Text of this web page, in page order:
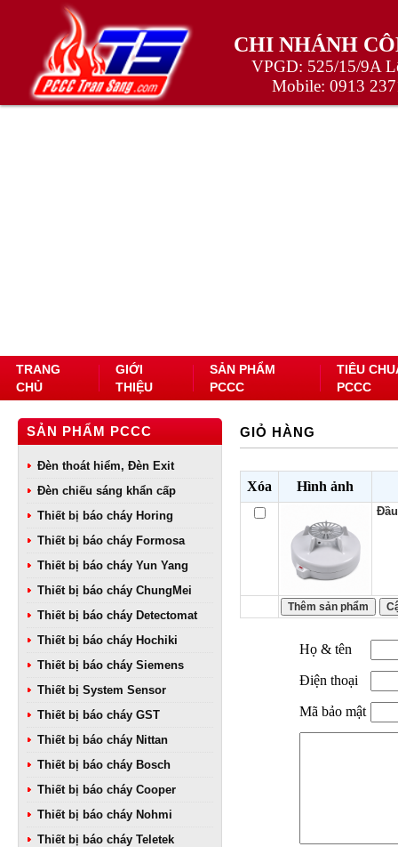
CHI NHÁNH
VPGD: 525/15/9A
Mobile: 0913
TRANG
CHỦ
GIỚI
THIỆU
SẢN PHẨM
PCCC
TIÊU
PCCC
SẢN PHẨM PCCC
Đèn thoát hiểm, Đèn Exit
Đèn chiếu sáng khẩn cấp
Thiết bị báo cháy Horing
Thiết bị báo cháy Formosa
Thiết bị báo cháy Yun Yang
Thiết bị báo cháy ChungMei
Thiết bị báo cháy Detectomat
Thiết bị báo cháy Hochiki
Thiết bị báo cháy Siemens
Thiết bị System Sensor
Thiết bị báo cháy GST
Thiết bị báo cháy Nittan
Thiết bị báo cháy Bosch
Thiết bị báo cháy Cooper
Thiết bị báo cháy Nohmi
Thiết bị báo cháy Teletek
GIỎ HÀNG
Xóa Hình ảnh
Họ & tên
Điện thoại
Mã bảo mật